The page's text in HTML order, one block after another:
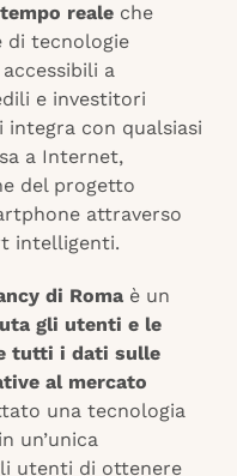
reale che
di tecnologie
a
e investitori
con qualsiasi
a Internet,
del progetto
attraverso
intelligenti.
di Roma è un
gli utenti e le
tutti i dati sulle
al mercato
una tecnologia
un’unica
utenti di ottenere